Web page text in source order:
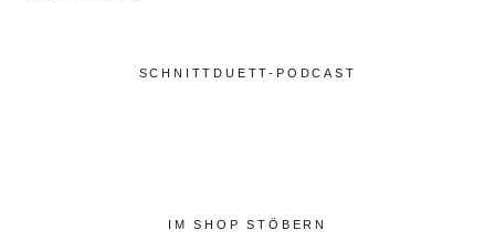
SCHNITTDUETT-PODCAST
IM SHOP STÖBERN